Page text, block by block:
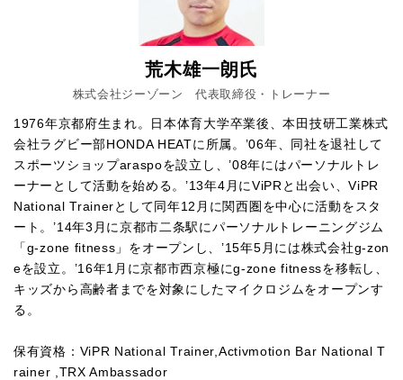
荒木雄一朗氏
株式会社ジーゾーン 代表取締役・トレーナー
1976年京都府生まれ。日本体育大学卒業後、本田技研工業株式
会社ラグビー部HONDA HEATに所属。’06年、同社を退社して
スポーツショップaraspoを設立し、’08年にはパーソナルトレ
ーナーとして活動を始める。’13年4月にViPRと出会い、ViPR
National Trainerとして同年12月に関西圏を中心に活動をスタ
ート。’14年3月に京都市二条駅にパーソナルトレーニングジム
「g-zone fitness」をオープンし、’15年5月には株式会社g-zon
eを設立。’16年1月に京都市西京極にg-zone fitnessを移転し、
キッズから高齢者までを対象にしたマイクロジムをオープンす
る。
保有資格：ViPR National Trainer,Activmotion Bar National T
rainer ,TRX Ambassador